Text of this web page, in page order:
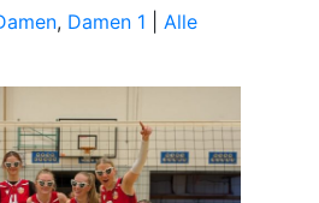
, Damen 1
Alle